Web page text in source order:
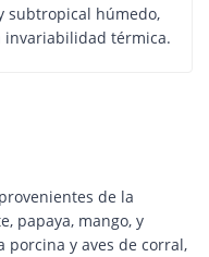
subtropical húmedo,
invariabilidad térmica.
de la
papaya, mango, y
porcina y aves de corral,